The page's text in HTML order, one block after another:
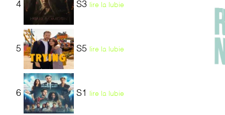
4 S3 lire la lubie
5 S5 lire la lubie
6 S1 lire la lubie